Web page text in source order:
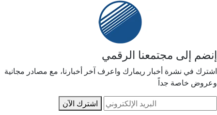
إنضم إلى مجتمعنا الرقمي
اشترك في نشرة أخبار ريمارك واعرف آخر أخبارنا، مع مصادر مجانية
وعروض خاصة جداً
اشترك الآن